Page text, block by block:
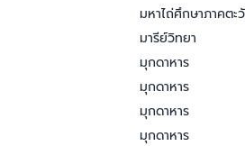
มหาไถ่ศึกษาภาคต
มารีย์วิทยา
มุกดาหาร
มุกดาหาร
มุกดาหาร
มุกดาหาร